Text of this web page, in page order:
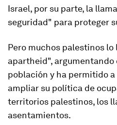
Israel, por su parte, la
seguridad" para proteger
Pero muchos palestinos
apartheid", argumentando
población y ha permitido
ampliar su política de
territorios palestinos, los
asentamientos.